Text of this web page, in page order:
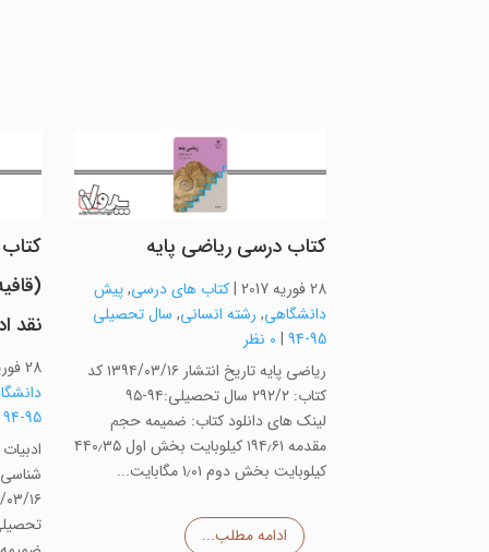
کتاب درسی ریاضی پایه
28 فوریه 2017 |کتاب های درسی,پیش
دانشگاهی, رشته انسانی, سال تحصیلی
95-94
| 0 نظر
ریاضی پایه تاریخ انتشار ۱۳۹۴/۰۳/۱۶ کد
کتاب: ۲۹۲/۲ سال تحصیلی:۹۴-۹۵
لینک های دانلود کتاب: ضمیمه حجم
مقدمه ۱۹۴٫۶۱ کیلوبایت بخش اول ۴۴۰٫۳۵
کیلوبایت بخش دوم ۱٫۰۱ مگابایت...
ادامه مطلب...
نقد
28 فوریه 2017
95-94
شناسی